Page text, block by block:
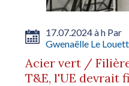
17.07.2024 à h Par
Gwenaëlle Le
Acier vert /
T&E, l'UE devrait